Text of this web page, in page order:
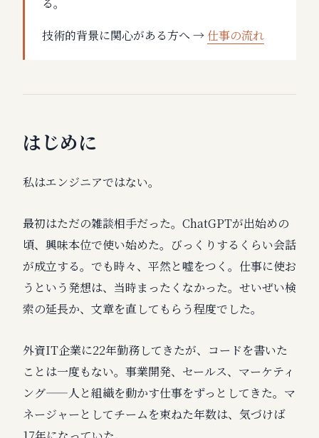
る。
技術的背景に関心がある方へ → 仕事の流れ
はじめに
私はエンジニアではない。
最初はただの雑談相手だった。ChatGPTが出始めの
頃、興味本位で使い始めた。びっくりするくらい会話
が成立する。でも時々、平然と嘘をつく。仕事に使お
うという発想は、当時まったくなかった。せいぜい検
索の延長か、文章を直してもらう程度でした。
外資IT企業に22年勤務してきたが、コードを書いた
ことは一度もない。事業開発、セールス、マーケティ
ング——人と組織を動かす仕事をずっとしてきた。マ
ネージャーとしてチームを束ねた年数は、気づけば